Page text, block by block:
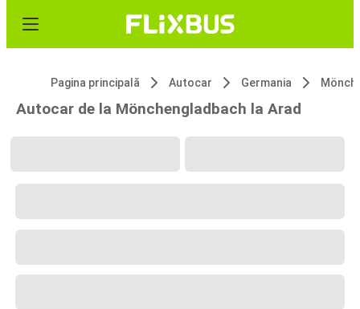
Pagina principală Autocar Germania
Autocar de la Mönchengladbach la Arad